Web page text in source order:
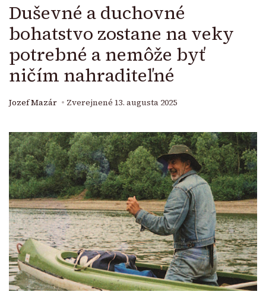
Duševné a duchovné
bohatstvo zostane na veky
potrebné a nemôže byť
ničím nahraditeľné
Jozef Mazár Zverejnené 13. augusta 2025